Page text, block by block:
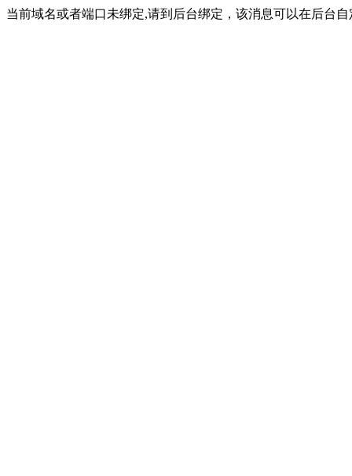
当前域名或者端口未绑定,请到后台绑定，该消息可以在后台自